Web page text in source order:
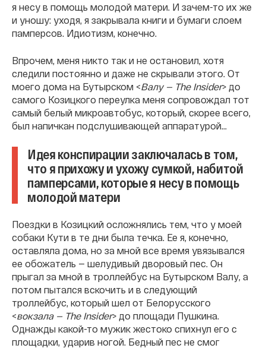
я несу в помощь молодой матери. И зачем-то их же
и уношу: уходя, я закрывала книги и бумаги слоем
памперсов. Идиотизм, конечно.
Впрочем, меня никто так и не остановил, хотя
следили постоянно и даже не скрывали этого. От
моего дома на Бутырском <Валу — The Insider> до
самого Козицкого переулка меня сопровождал тот
самый белый микроавтобус, который, скорее всего,
был напичкан подслушивающей аппаратурой…
Идея конспирации заключалась в том,
что я прихожу и ухожу сумкой, набитой
памперсами, которые я несу в помощь
молодой матери
Поездки в Козицкий осложнялись тем, что у моей
собаки Кути в те дни была течка. Ее я, конечно,
оставляла дома, но за мной все время увязывался
ее обожатель — шелудивый дворовый пес. Он
прыгал за мной в троллейбус на Бутырском Валу, а
потом пытался вскочить и в следующий
троллейбус, который шел от Белорусского
<вокзала — The Insider> до площади Пушкина.
Однажды какой-то мужик жестоко спихнул его с
площадки, ударив ногой. Бедный пес не смог